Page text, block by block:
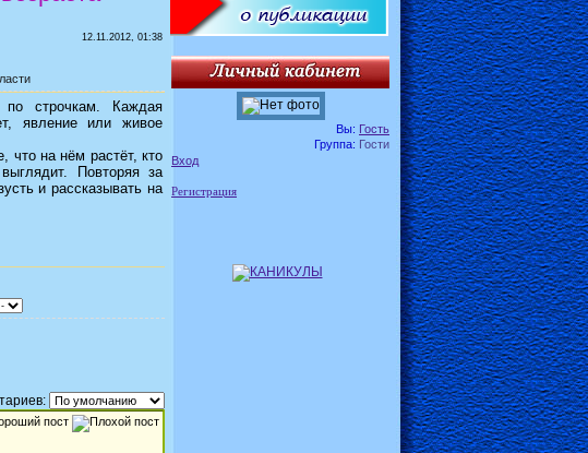
12.11.2012, 01:38
по строчкам. Каждая
явление или живое
что на нём растёт, кто
Повторяя за
и рассказывать на
Вы: Гость
Группа: Гости
Вход
Регистрация